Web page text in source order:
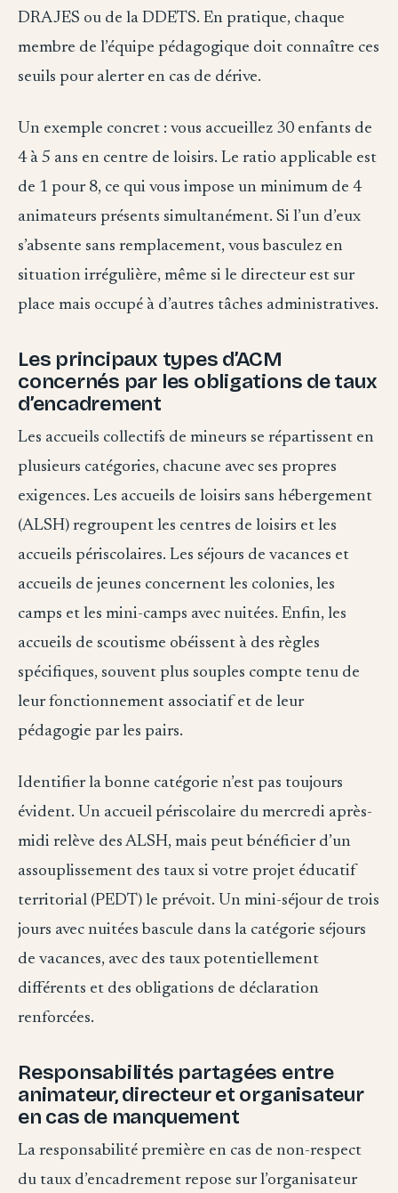
DRAJES ou de la DDETS. En pratique, chaque
membre de l’équipe pédagogique doit connaître ces
seuils pour alerter en cas de dérive.
Un exemple concret : vous accueillez 30 enfants de
4 à 5 ans en centre de loisirs. Le ratio applicable est
de 1 pour 8, ce qui vous impose un minimum de 4
animateurs présents simultanément. Si l’un d’eux
s’absente sans remplacement, vous basculez en
situation irrégulière, même si le directeur est sur
place mais occupé à d’autres tâches administratives.
Les principaux types d’ACM
concernés par les obligations de taux
d’encadrement
Les accueils collectifs de mineurs se répartissent en
plusieurs catégories, chacune avec ses propres
exigences. Les accueils de loisirs sans hébergement
(ALSH) regroupent les centres de loisirs et les
accueils périscolaires. Les séjours de vacances et
accueils de jeunes concernent les colonies, les
camps et les mini-camps avec nuitées. Enfin, les
accueils de scoutisme obéissent à des règles
spécifiques, souvent plus souples compte tenu de
leur fonctionnement associatif et de leur
pédagogie par les pairs.
Identifier la bonne catégorie n’est pas toujours
évident. Un accueil périscolaire du mercredi après-
midi relève des ALSH, mais peut bénéficier d’un
assouplissement des taux si votre projet éducatif
territorial (PEDT) le prévoit. Un mini-séjour de trois
jours avec nuitées bascule dans la catégorie séjours
de vacances, avec des taux potentiellement
différents et des obligations de déclaration
renforcées.
Responsabilités partagées entre
animateur, directeur et organisateur
en cas de manquement
La responsabilité première en cas de non-respect
du taux d’encadrement repose sur l’organisateur